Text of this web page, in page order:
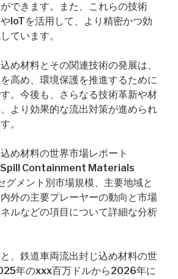
できます。また、これらの技術
IoTを活用して、より精密かつ効
ています。
め材料とその関連技術の発展は、
高め、環境保護を推進するために
。今後も、さらなる技術革新や材
より効果的な流出対策が進められ
。
め材料の世界市場レポート
Spill Containment Materials
メント別市場規模、主要地域と
外の主要プレーヤーの動向と市場
ルなどの項目について詳細な分析
、鉄道車両流出封じ込め材料の世
年のxxx百万ドルから2026年に